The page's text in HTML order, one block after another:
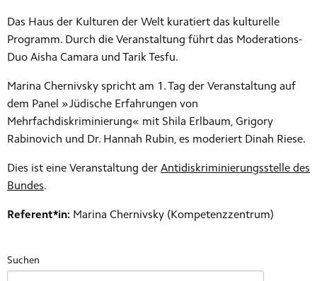
Das Haus der Kulturen der Welt kuratiert das kulturelle
Programm. Durch die Veranstaltung führt das Moderations-
Duo Aisha Camara und Tarik Tesfu.
Marina Chernivsky spricht am 1. Tag der Veranstaltung auf
dem Panel »Jüdische Erfahrungen von
Mehrfachdiskriminierung« mit Shila Erlbaum, Grigory
Rabinovich und Dr. Hannah Rubin, es moderiert Dinah Riese.
Dies ist eine Veranstaltung der Antidiskriminierungsstelle des
Bundes.
Referent*in: Marina Chernivsky (Kompetenzzentrum)
Suchen